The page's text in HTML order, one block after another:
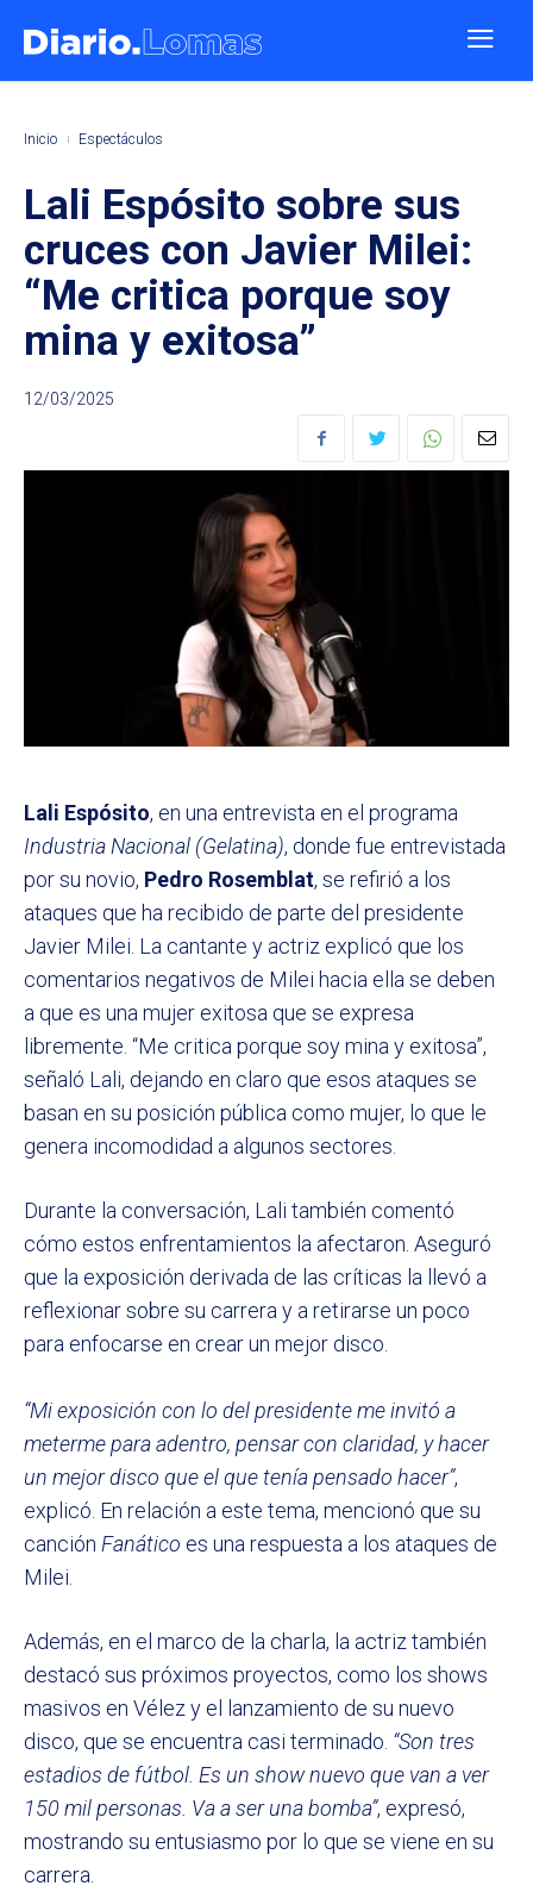
Inicio Espectáculos
Lali Espósito sobre sus
cruces con Javier Milei:
“Me critica porque soy
mina y exitosa”
12/03/2025
Lali Espósito, en una entrevista en el programa
Industria Nacional (Gelatina), donde fue entrevistada
por su novio, Pedro Rosemblat, se refirió a los
ataques que ha recibido de parte del presidente
Javier Milei. La cantante y actriz explicó que los
comentarios negativos de Milei hacia ella se deben
a que es una mujer exitosa que se expresa
libremente. “Me critica porque soy mina y exitosa”,
señaló Lali, dejando en claro que esos ataques se
basan en su posición pública como mujer, lo que le
genera incomodidad a algunos sectores.
Durante la conversación, Lali también comentó
cómo estos enfrentamientos la afectaron. Aseguró
que la exposición derivada de las críticas la llevó a
reflexionar sobre su carrera y a retirarse un poco
para enfocarse en crear un mejor disco.
“Mi exposición con lo del presidente me invitó a
meterme para adentro, pensar con claridad, y hacer
un mejor disco que el que tenía pensado hacer”,
explicó. En relación a este tema, mencionó que su
canción Fanático es una respuesta a los ataques de
Milei.
Además, en el marco de la charla, la actriz también
destacó sus próximos proyectos, como los shows
masivos en Vélez y el lanzamiento de su nuevo
disco, que se encuentra casi terminado. “Son tres
estadios de fútbol. Es un show nuevo que van a ver
150 mil personas. Va a ser una bomba”, expresó,
mostrando su entusiasmo por lo que se viene en su
carrera.